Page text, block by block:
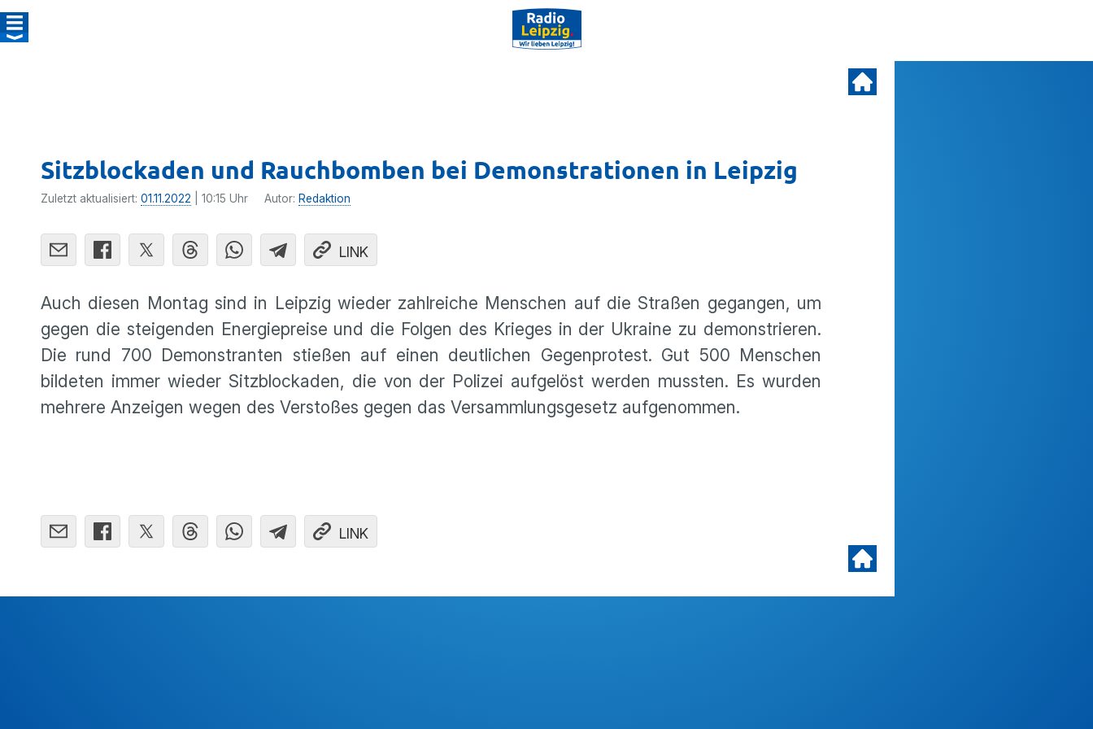
Sitzblockaden und Rauchbomben bei Demonstrationen in Leipzig
Zuletzt aktualisiert: 01.11.2022 | 10:15 Uhr Autor: Redaktion
LINK
Auch diesen Montag sind in Leipzig wieder zahlreiche Menschen auf die Straßen gegangen, um
gegen die steigenden Energiepreise und die Folgen des Krieges in der Ukraine zu demonstrieren.
Die rund 700 Demonstranten stießen auf einen deutlichen Gegenprotest. Gut 500 Menschen
bildeten immer wieder Sitzblockaden, die von der Polizei aufgelöst werden mussten. Es wurden
mehrere Anzeigen wegen des Verstoßes gegen das Versammlungsgesetz aufgenommen.
LINK